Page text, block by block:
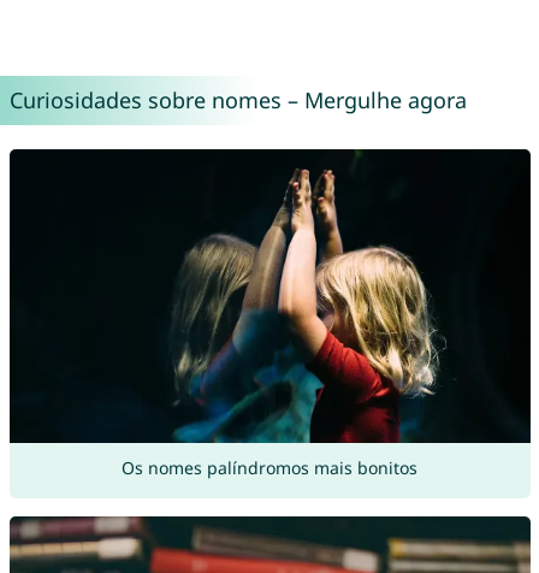
Curiosidades sobre nomes – Mergulhe agora
Os nomes palíndromos mais bonitos